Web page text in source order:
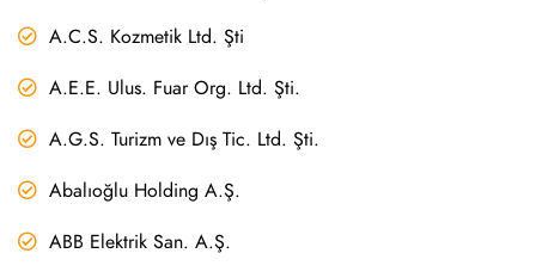
A.C.S. Kozmetik Ltd. Şti
A.E.E. Ulus. Fuar Org. Ltd. Şti.
A.G.S. Turizm ve Dış Tic. Ltd. Şti.
Abalıoğlu Holding A.Ş.
ABB Elektrik San. A.Ş.